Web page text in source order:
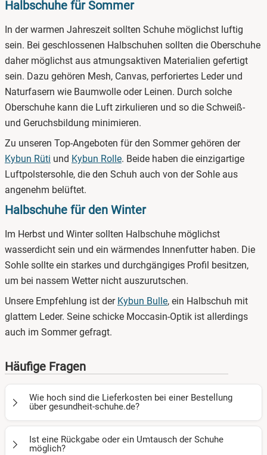
Halbschuhe für Sommer
In der warmen Jahreszeit sollten Schuhe möglichst luftig
sein. Bei geschlossenen Halbschuhen sollten die Oberschuhe
daher möglichst aus atmungsaktiven Materialien gefertigt
sein. Dazu gehören Mesh, Canvas, perforiertes Leder und
Naturfasern wie Baumwolle oder Leinen. Durch solche
Oberschuhe kann die Luft zirkulieren und so die Schweiß-
und Geruchsbildung minimieren.
Zu unseren Top-Angeboten für den Sommer gehören der
Kybun Rüti und Kybun Rolle. Beide haben die einzigartige
Luftpolstersohle, die den Schuh auch von der Sohle aus
angenehm belüftet.
Halbschuhe für den Winter
Im Herbst und Winter sollten Halbschuhe möglichst
wasserdicht sein und ein wärmendes Innenfutter haben. Die
Sohle sollte ein starkes und durchgängiges Profil besitzen,
um bei nassem Wetter nicht auszurutschen.
Unsere Empfehlung ist der Kybun Bulle, ein Halbschuh mit
glattem Leder. Seine schicke Moccasin-Optik ist allerdings
auch im Sommer gefragt.
Häufige Fragen
Wie hoch sind die Lieferkosten bei einer Bestellung
über gesundheit-schuhe.de?
Für die Kybun Schuhe aus unserem Sortiment berechnen
wir unseren Kundinnen und Kunden
Ist eine Rückgabe oder ein Umtausch der Schuhe
möglich?